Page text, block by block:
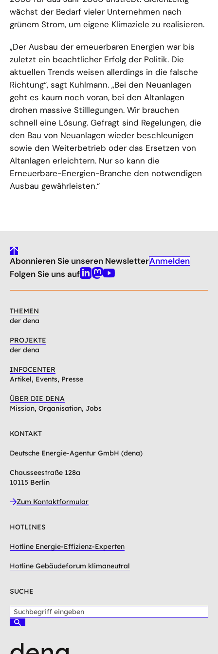
wächst der Bedarf vieler Unternehmen nach
grünem Strom, um eigene Klimaziele zu realisieren.
„Der Ausbau der erneuerbaren Energien war bis
zuletzt ein beachtlicher Erfolg der Politik. Die
aktuellen Trends weisen allerdings in die falsche
Richtung“, sagt Kuhlmann. „Bei den Neuanlagen
geht es kaum noch voran, bei den Altanlagen
drohen massive Stilllegungen. Wir brauchen
schnell eine Lösung. Gefragt sind Regelungen, die
den Bau von Neuanlagen wieder beschleunigen
sowie den Weiterbetrieb oder das Ersetzen von
Altanlagen erleichtern. Nur so kann die
Erneuerbare-Energien-Branche den notwendigen
Ausbau gewährleisten.“
gehe
nach
oben
Abonnieren Sie unseren NewsletterAnmelden
Folgen Sie uns aufLinkedin
Mastodon
Youtube
THEMEN
der dena
PROJEKTE
der dena
INFOCENTER
Artikel, Events, Presse
ÜBER DIE DENA
Mission, Organisation, Jobs
KONTAKT
Deutsche Energie-Agentur GmbH (dena)
Chausseestraße 128a
10115 Berlin
Zum Kontaktformular
HOTLINES
Hotline Energie-Effizienz-Experten
Hotline Gebäudeforum klimaneutral
SUCHE
u
b
S
h